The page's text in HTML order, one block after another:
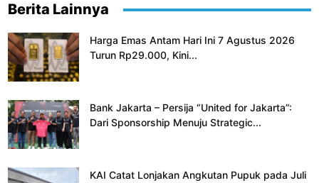
Berita Lainnya
Harga Emas Antam Hari Ini 7 Agustus 2026
Turun Rp29.000, Kini...
Bank Jakarta – Persija “United for Jakarta”:
Dari Sponsorship Menuju Strategic...
KAI Catat Lonjakan Angkutan Pupuk pada Juli